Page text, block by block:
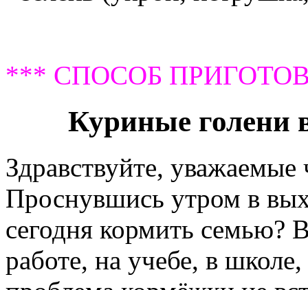
*** СПОСОБ
Куриные голени
Здравствуйте, уважаемые
Проснувшись утром в
сегодня кормить семью?
работе, на учебе, в